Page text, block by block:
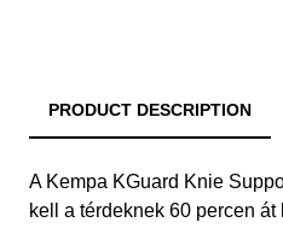
PRODUCT DESCRIPTION
A Kempa KGuard Knie
kell a térdeknek 60 percen